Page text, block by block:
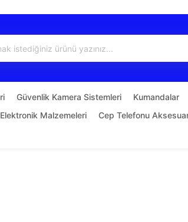
Güvenlik Kamera Sistemleri Kumandalar
Elektronik Malzemeleri Cep Telefonu